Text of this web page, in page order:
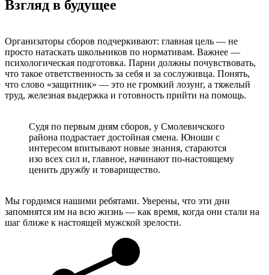
Взгляд в будущее
Организаторы сборов подчеркивают: главная цель — не
просто натаскать школьников по нормативам. Важнее —
психологическая подготовка. Парни должны почувствовать,
что такое ответственность за себя и за сослуживца. Понять,
что слово «защитник» — это не громкий лозунг, а тяжелый
труд, железная выдержка и готовность прийти на помощь.
Судя по первым дням сборов, у Смолевичского
района подрастает достойная смена. Юноши с
интересом впитывают новые знания, стараются
изо всех сил и, главное, начинают по-настоящему
ценить дружбу и товарищество.
Мы гордимся нашими ребятами. Уверены, что эти дни
запомнятся им на всю жизнь — как время, когда они стали на
шаг ближе к настоящей мужской зрелости.